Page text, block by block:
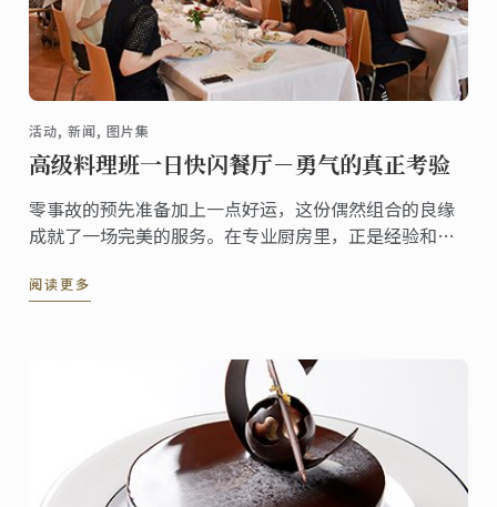
活动, 新闻, 图片集
高级料理班一日快闪餐厅－勇气的真正考验
零事故的预先准备加上一点好运，这份偶然组合的良缘
成就了一场完美的服务。在专业厨房里，正是经验和天
对於在本月举行了他们人生首次一日快闪餐厅活动的料
阅读更多